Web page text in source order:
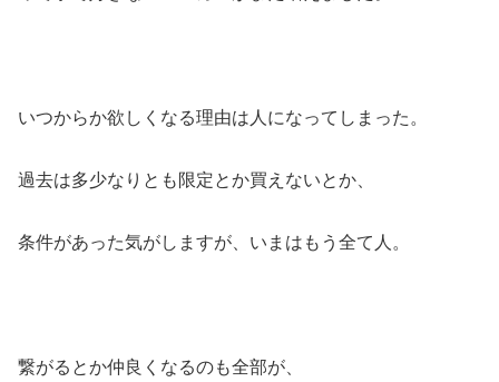
いつからか欲しくなる理由は人になってしまった。
過去は多少なりとも限定とか買えないとか、
条件があった気がしますが、いまはもう全て人。
繋がるとか仲良くなるのも全部が、